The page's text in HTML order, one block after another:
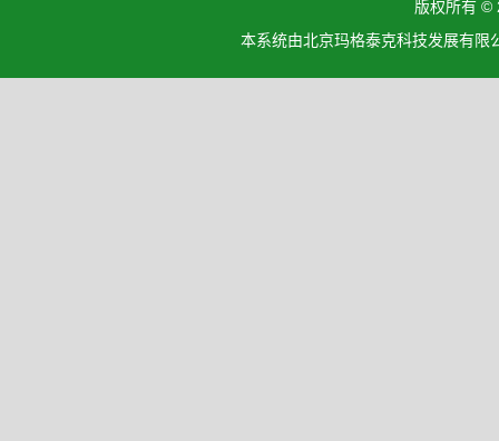
版权所有 ©
本系统由北京玛格泰克科技发展有